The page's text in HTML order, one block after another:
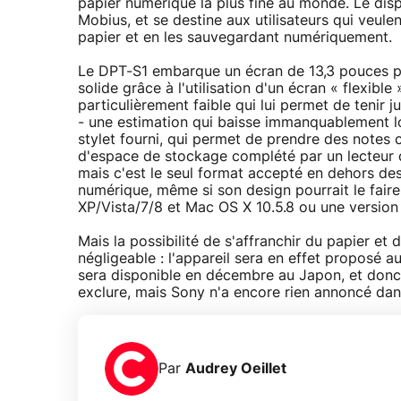
papier numérique la plus fine au monde. Le
Mobius, et se destine aux utilisateurs qui
papier et en les sauvegardant numériquement.
Le DPT-S1 embarque un écran de 13,3
solide grâce à l'utilisation d'un écran « flexible
particulièrement faible qui lui permet de tenir
- une estimation qui baisse immanquablement
stylet fourni, qui permet de prendre des notes
d'espace de stockage complété par un lecteur
mais c'est le seul format accepté en dehors
numérique, même si son design pourrait le
XP/Vista/7/8 et Mac OS X 10.5.8 ou une
Mais la possibilité de s'affranchir du papier et
négligeable : l'appareil sera en effet proposé
sera disponible en décembre au Japon, et
exclure, mais Sony n'a encore rien annoncé
Par Audrey Oeillet